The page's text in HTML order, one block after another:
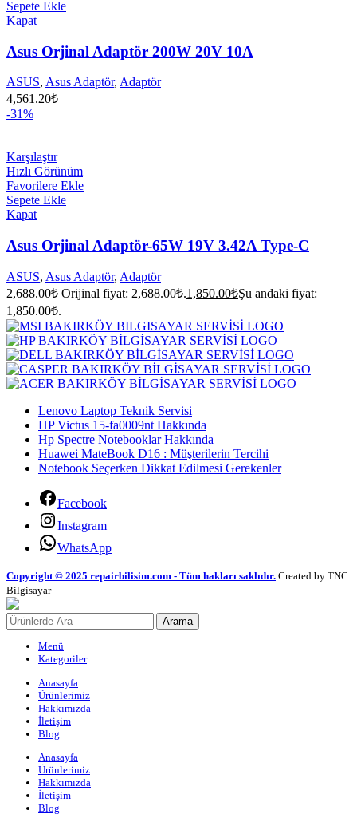
Sepete Ekle
Kapat
Asus Orjinal Adaptör 200W 20V 10A
ASUS, Asus Adaptör, Adaptör
4,561.20₺
-31%
Karşılaştır
Hızlı Görünüm
Favorilere Ekle
Sepete Ekle
Kapat
Asus Orjinal Adaptör-65W 19V 3.42A Type-C
ASUS, Asus Adaptör, Adaptör
2,688.00₺ Orijinal fiyat: 2,688.00₺.1,850.00₺Şu andaki fiyat:
1,850.00₺.
Lenovo Laptop Teknik Servisi
HP Victus 15-fa0009nt Hakkında
Hp Spectre Notebooklar Hakkında
Huawei MateBook D16 : Müşterilerin Tercihi
Notebook Seçerken Dikkat Edilmesi Gerekenler
Facebook
Instagram
WhatsApp
Copyright © 2025 repairbilisim.com - Tüm hakları saklıdır. Created by TNC
Bilgisayar
Arama
Menü
Kategoriler
Anasayfa
Ürünlerimiz
Hakkımızda
İletişim
Blog
Anasayfa
Ürünlerimiz
Hakkımızda
İletişim
Blog